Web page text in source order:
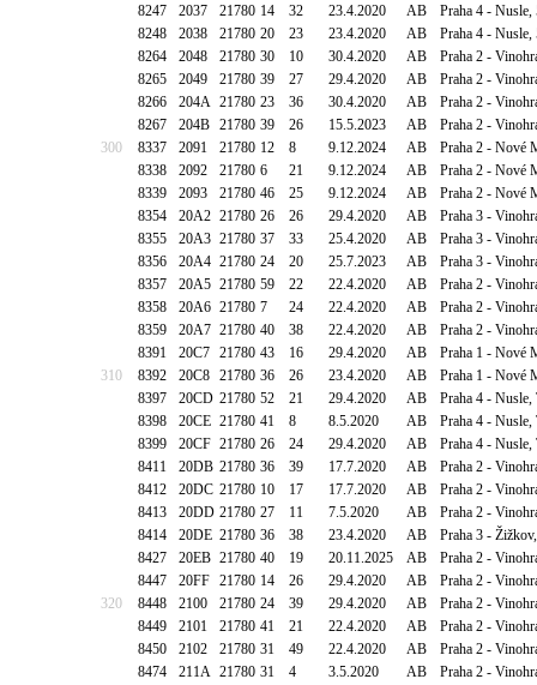
8247
2037 21780 14 32 23.4.2020 AB
Praha 4 -
8248
2038 21780 20 23 23.4.2020 AB
Praha 4 -
8264
2048 21780 30 10 30.4.2020 AB
Praha 2 -
8265
2049 21780 39 27 29.4.2020 AB
Praha 2 -
8266
204A 21780 23 36 30.4.2020 AB
Praha 2 -
8267
204B 21780 39 26 15.5.2023 AB
Praha 2 -
300
8337 2091 21780 12 8 9.12.2024 AB
Praha 2 - Nové
8338
2092 21780 6 21 9.12.2024 AB
Praha 2 - Nové
8339
2093 21780 46 25 9.12.2024 AB
Praha 2 - Nové
8354
20A2 21780 26 26 29.4.2020 AB
Praha 3 -
8355
20A3 21780 37 33 25.4.2020 AB
Praha 3 -
8356
20A4 21780 24 20 25.7.2023 AB
Praha 3 -
8357
20A5 21780 59 22 22.4.2020 AB
Praha 2 -
8358
20A6 21780 7 24 22.4.2020 AB
Praha 2 -
8359
20A7 21780 40 38 22.4.2020 AB
Praha 2 -
8391
20C7 21780 43 16 29.4.2020 AB
Praha 1 - Nové
310
8392 20C8 21780 36 26 23.4.2020 AB
Praha 1 - Nové
8397
20CD 21780 52 21 29.4.2020 AB
Praha 4 -
8398
20CE 21780 41 8 8.5.2020 AB
Praha 4 -
8399
20CF 21780 26 24 29.4.2020 AB
Praha 4 -
8411
20DB 21780 36 39 17.7.2020 AB
Praha 2 -
8412
20DC 21780 10 17 17.7.2020 AB
Praha 2 -
8413
20DD 21780 27 11 7.5.2020 AB
Praha 2 -
8414
20DE 21780 36 38 23.4.2020 AB
Praha 3 -
8427
20EB 21780 40 19 20.11.2025 AB
Praha 2 -
8447
20FF 21780 14 26 29.4.2020 AB
Praha 2 -
320
8448 2100 21780 24 39 29.4.2020 AB
Praha 2 -
8449
2101 21780 41 21 22.4.2020 AB
Praha 2 -
8450
2102 21780 31 49 22.4.2020 AB
Praha 2 -
8474
211A 21780 31 4 3.5.2020 AB
Praha 2 -